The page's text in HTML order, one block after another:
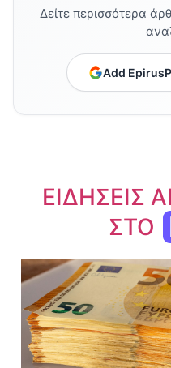
Δείτε περισσότερα
Add
ΕΙΔΗΣΕΙΣ
ΣΤΟ